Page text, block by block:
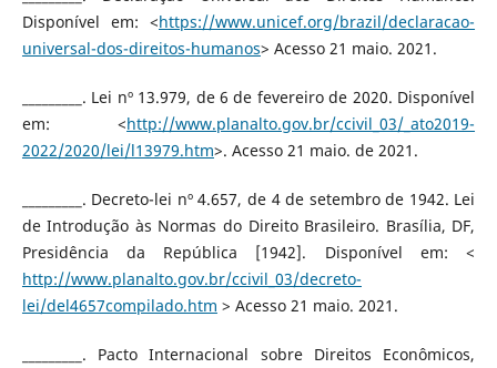
Disponível em: <https://www.unicef.org/brazil/declaracao-
universal-dos-direitos-humanos> Acesso 21 maio. 2021.
_________. Lei nº 13.979, de 6 de fevereiro de 2020. Disponível
em: <http://www.planalto.gov.br/ccivil_03/_ato2019-
2022/2020/lei/l13979.htm>. Acesso 21 maio. de 2021.
_________. Decreto-lei nº 4.657, de 4 de setembro de 1942. Lei
de Introdução às Normas do Direito Brasileiro. Brasília, DF,
Presidência da República [1942]. Disponível em: <
http://www.planalto.gov.br/ccivil_03/decreto-
lei/del4657compilado.htm > Acesso 21 maio. 2021.
_________. Pacto Internacional sobre Direitos Econômicos,